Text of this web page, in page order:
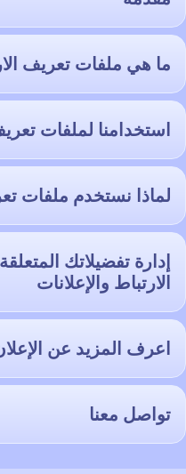
ما هي ملفات تعريف
استخدامنا لملفات
لماذا نستخدم ملفات
إدارة تفضيلاتك
الارتباط والإعلانات
اعرف المزيد عن
تواصل معنا